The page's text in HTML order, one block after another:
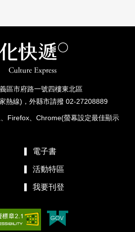
區市府路一號四樓東北區
熱線)，外縣市請撥 02-27208889
Firefox、Chrome(螢幕設定最佳顯示
電子書
活動特區
我要刊登